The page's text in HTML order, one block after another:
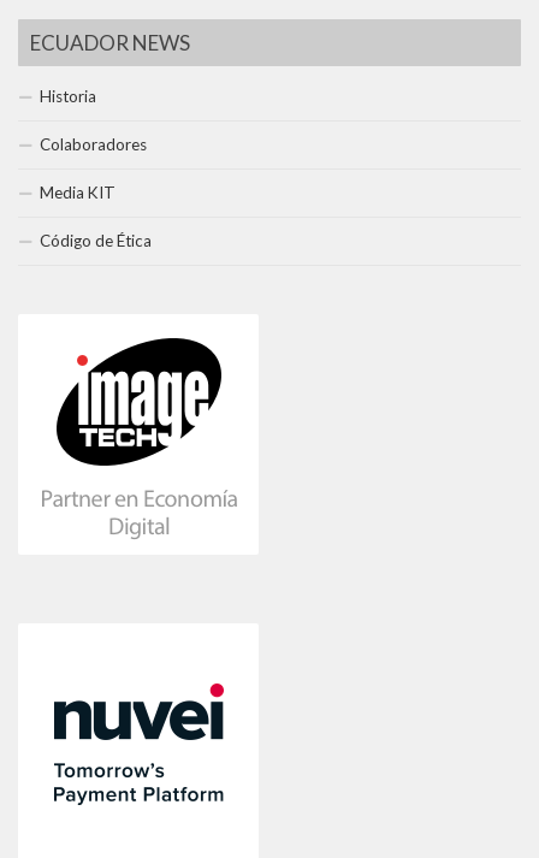
ECUADOR NEWS
Historia
Colaboradores
Media KIT
Código de Ética